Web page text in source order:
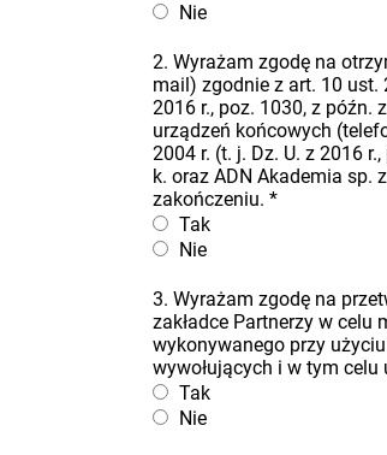
Nie
2. Wyrażam zgodę na
mail) zgodnie z art. 10 ust.
2016 r., poz. 1030, z
urządzeń końcowych
2004 r. (t. j. Dz. U. z 2016
k. oraz ADN Akademia sp.
zakończeniu. *
Tak
Nie
3. Wyrażam zgodę na
zakładce Partnerzy w celu
wykonywanego przy
wywołujących i w tym
Tak
Nie